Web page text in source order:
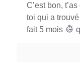
C’est bon,
toi qui a
fait 5 mois